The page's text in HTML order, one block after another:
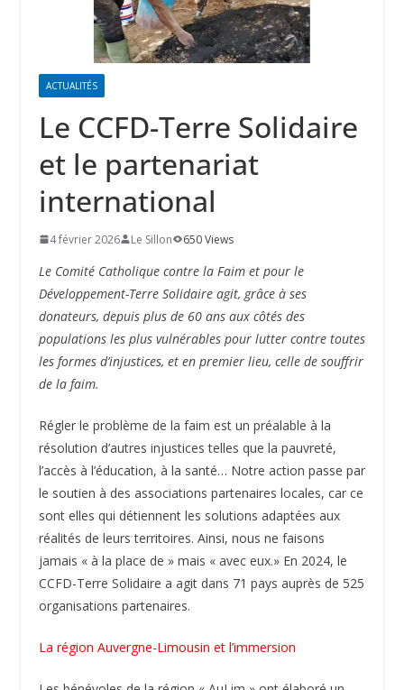
ACTUALITÉS
Le CCFD-Terre Solidaire
et le partenariat
international
4 février 2026 Le Sillon 650 Views
Le Comité Catholique contre la Faim et pour le
Développement-Terre Solidaire agit, grâce à ses
donateurs, depuis plus de 60 ans aux côtés des
populations les plus vulnérables pour lutter contre toutes
les formes d’injustices, et en premier lieu, celle de souffrir
de la faim.
Régler le problème de la faim est un préalable à la
résolution d’autres injustices telles que la pauvreté,
l’accès à l’éducation, à la santé… Notre action passe par
le soutien à des associations partenaires locales, car ce
sont elles qui détiennent les solutions adaptées aux
réalités de leurs territoires. Ainsi, nous ne faisons
jamais « à la place de » mais « avec eux.» En 2024, le
CCFD-Terre Solidaire a agit dans 71 pays auprès de 525
organisations partenaires.
La région Auvergne-Limousin et l’immersion